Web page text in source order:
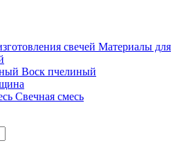
Материалы для
Воск пчелиный
Свечная смесь